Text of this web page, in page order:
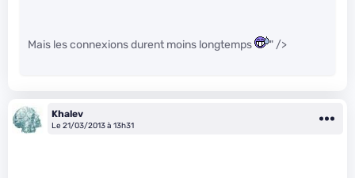
Mais les connexions durent moins longtemps " />
Khalev
Le 21/03/2013 à 13h31